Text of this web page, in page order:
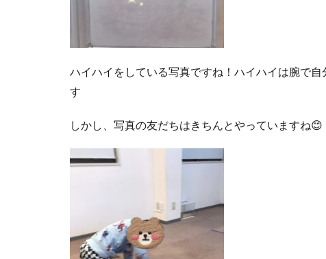
ハイハイをしている写真ですね！ハイハイは腕で
す
しかし、写真の友だちはきちんとやっていますね😊